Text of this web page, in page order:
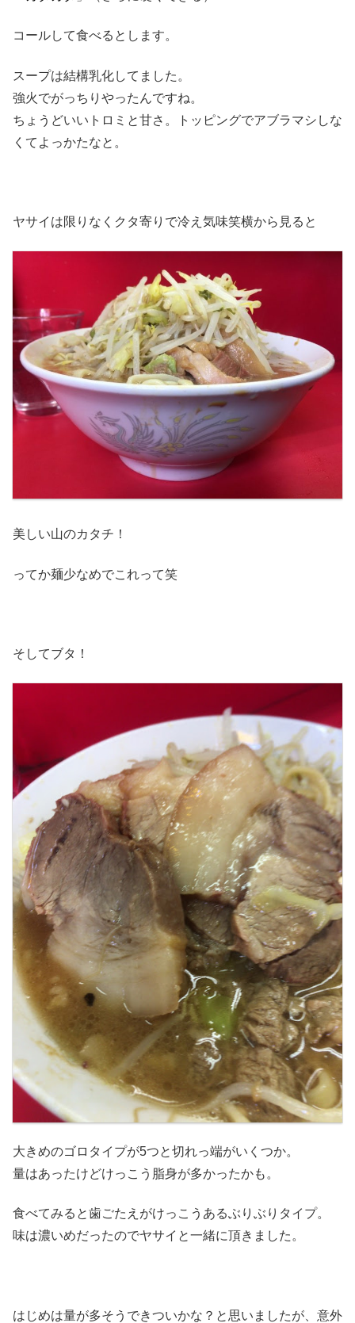
コールして食べるとします。
スープは結構乳化してました。
強火でがっちりやったんですね。
ちょうどいいトロミと甘さ。トッピングでアブラマシしな
くてよっかたなと。
ヤサイは限りなくクタ寄りで冷え気味笑横から見ると
美しい山のカタチ！
ってか麺少なめでこれって笑
そしてブタ！
大きめのゴロタイプが5つと切れっ端がいくつか。
量はあったけどけっこう脂身が多かったかも。
食べてみると歯ごたえがけっこうあるぶりぶりタイプ。
味は濃いめだったのでヤサイと一緒に頂きました。
はじめは量が多そうできついかな？と思いましたが、意外